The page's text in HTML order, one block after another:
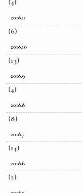
(4)
2018.11
(6)
2018.10
(13)
2018.9
(4)
2018.8
(8)
2018.7
(14)
2018.6
(2)